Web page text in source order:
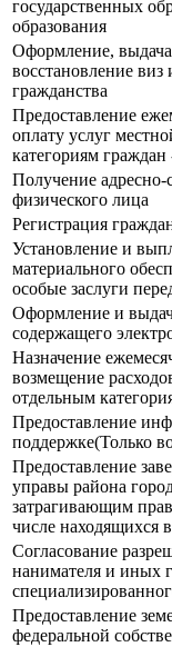
государственных
образования
Оформление,
восстановление
гражданства
Предоставление
оплату услуг
категориям
Получение
физического лица
Регистрация
Установление и
материального
особые заслуги
Оформление и
содержащего
Назначение
возмещение
отдельным
Предоставление
поддержке(Только
Предоставление
управы района
затрагивающим
числе находящихся
Согласование
нанимателя и иных
Предоставление
федеральной